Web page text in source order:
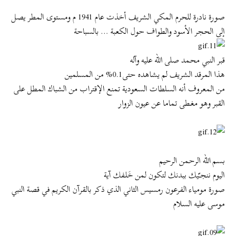
صورة نادرة للحرم المكي الشريف أخذت عام 1941 م ومستوى المطر يصل
إلى الحجر الأسود والطواف حول الكعبة ... بالسباحة
قبر النبي محمد صلى الله عليه وآله
هذا المرقد الشريف لم يشاهده حتى0.1% من المسلمين
من المعروف أنه السلطات السعودية تمنع الإقتراب من الشباك المطل على
القبر وهو مغـطى تماما عن عيون الزوار
بسم الله الرحمن الرحيم
اليوم ننجـّيك ببدنك لتكون لمن خَلـفك آية
صورة مومياء الفرعون رمسيس الثاني الذي ذكر بالقرآن الكريم في قصة النبي
موسى عليه السلام